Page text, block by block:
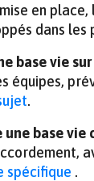
en
dans les
base vie
équipes,
.
base vie
spécifique .